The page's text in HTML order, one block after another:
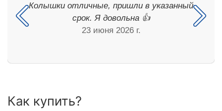
Колышки отличные, пришли в указанный
срок. Я довольна 👍
23 июня 2026 г.
Как купить?